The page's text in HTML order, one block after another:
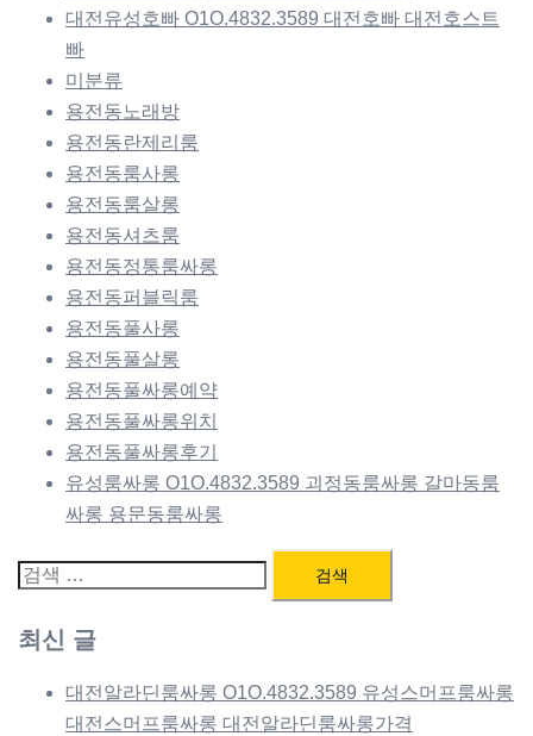
대전유성호빠 O1O.4832.3589 대전호빠 대전호스트
빠
미분류
용전동노래방
용전동란제리룸
용전동룸사롱
용전동룸살롱
용전동셔츠룸
용전동정통룸싸롱
용전동퍼블릭룸
용전동풀사롱
용전동풀살롱
용전동풀싸롱예약
용전동풀싸롱위치
용전동풀싸롱후기
유성룸싸롱 O1O.4832.3589 괴정동룸싸롱 갈마동룸
싸롱 용문동룸싸롱
검
최신 글
대전알라딘룸싸롱 O1O.4832.3589 유성스머프룸싸롱
대전스머프룸싸롱 대전알라딘룸싸롱가격